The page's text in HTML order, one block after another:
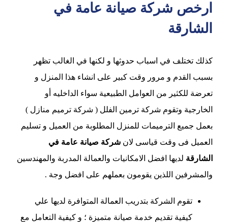
ارخص شركة صيانة عامة في
الشارقة
كذلك تختلف في اسباب حدوثها و لكنها في الغالب تظهر
بسبب القدم و مرور وقت كبير على انشاء هذا المنزل و
تعرضة للكثير من العوامل الطبيعية سواء الداخليه أو
الخارجية وتقوم شركة ترمين الفلل ( شركة ترميم منازل )
بعمل جميع الترميمات للمنزل المطلوبة من العميل و تسليم
العميل فى وقت قياسى لان شركة صيانة عامة في
الشارقة لديها افضل الامكانيات والعمالة المدربة والمهندسين
والمشرفين اللذين يقومون بعملهم على افضل وجة .
تقوم الشركة بتدريب العمالة المتوافرة لديها علي
كيفية تقديم خدمة صيانة متميزة ؛ و كيفية التعامل مع